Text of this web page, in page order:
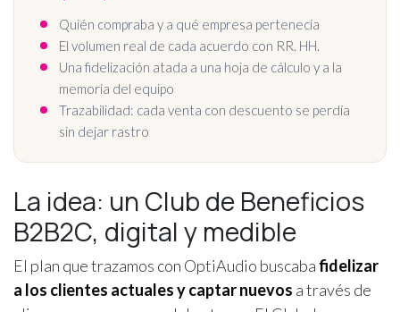
Quién compraba y a qué empresa pertenecía
El volumen real de cada acuerdo con RR. HH.
Una fidelización atada a una hoja de cálculo y a la
memoria del equipo
Trazabilidad: cada venta con descuento se perdía
sin dejar rastro
La idea: un Club de Beneficios
B2B2C, digital y medible
El plan que trazamos con OptiAudio buscabafidelizar
a los clientes actuales y captar nuevos a través de